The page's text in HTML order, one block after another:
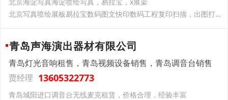
北京写真喷绘展板易拉宝数码图文快印数码工程复印扫描，出图打印大图复印24小时服务晒蓝图
青岛声海演出器材有限公司
青岛灯光音响租售，青岛视频设备销售，青岛调音台销售
贾经理 13605322773
青岛城阳进口调音台无线麦克租赁，价格合理，经验丰富